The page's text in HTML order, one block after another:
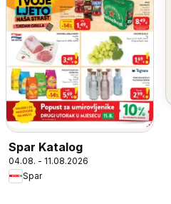
Spar Katalog
04.08. - 11.08.2026
Spar